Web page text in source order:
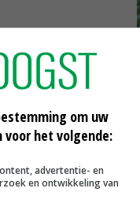
om uw
het volgende:
advertentie- en
en ontwikkeling van